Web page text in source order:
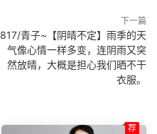
下一篇
817/青子~【阴晴不定】雨季的天
气像心情一样多变，连阴雨又突
然放晴，大概是担心我们晒不干
衣服。
荐